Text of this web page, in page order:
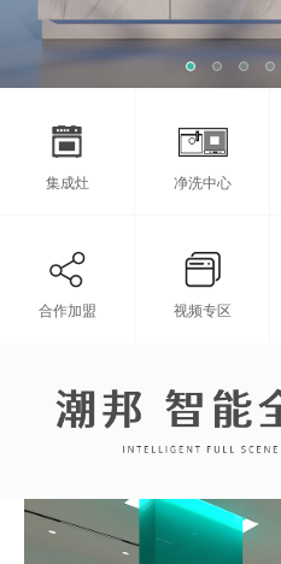
集成灶 净洗中心
合作加盟 视频专区